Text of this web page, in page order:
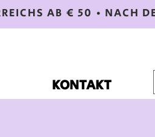
AB € 50 • NACH
KONTAKT